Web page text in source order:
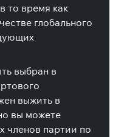
то время как
глобального
выбран в
выжить в
вы можете
членов партии по